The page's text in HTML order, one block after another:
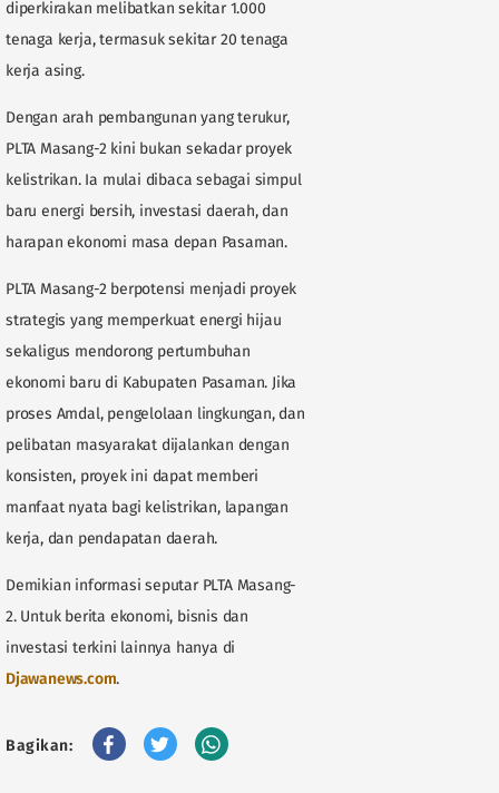
diperkirakan melibatkan sekitar 1.000
tenaga kerja, termasuk sekitar 20 tenaga
kerja asing.
Dengan arah pembangunan yang terukur,
PLTA Masang-2 kini bukan sekadar proyek
kelistrikan. Ia mulai dibaca sebagai simpul
baru energi bersih, investasi daerah, dan
harapan ekonomi masa depan Pasaman.
PLTA Masang-2 berpotensi menjadi proyek
strategis yang memperkuat energi hijau
sekaligus mendorong pertumbuhan
ekonomi baru di Kabupaten Pasaman. Jika
proses Amdal, pengelolaan lingkungan, dan
pelibatan masyarakat dijalankan dengan
konsisten, proyek ini dapat memberi
manfaat nyata bagi kelistrikan, lapangan
kerja, dan pendapatan daerah.
Demikian informasi seputar PLTA Masang-
2. Untuk berita ekonomi, bisnis dan
investasi terkini lainnya hanya di
Djawanews.com.
Bagikan: